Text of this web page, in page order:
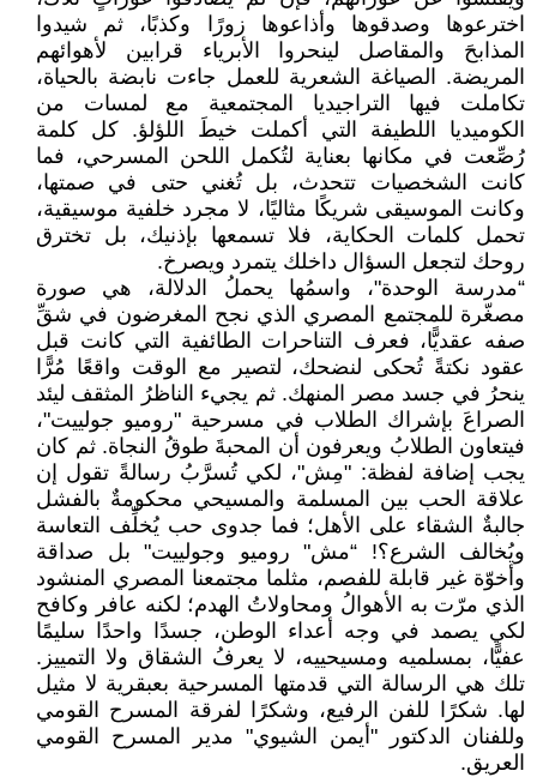
اخترعوها وصدقوها وأذاعوها زورًا وكذبًا، ثم شيدوا
المذابحَ والمقاصل لينحروا الأبرياء قرابين لأهوائهم
المريضة. الصياغة الشعرية للعمل جاءت نابضة بالحياة،
تكاملت فيها التراجيديا المجتمعية مع لمسات من
الكوميديا اللطيفة التي أكملت خيطَ اللؤلؤ. كل كلمة
رُصِّعت في مكانها بعناية لتُكمل اللحن المسرحي، فما
كانت الشخصيات تتحدث، بل تُغني حتى في صمتها،
وكانت الموسيقى شريكًا مثاليًا، لا مجرد خلفية موسيقية،
تحمل كلمات الحكاية، فلا تسمعها بإذنيك، بل تخترق
روحك لتجعل السؤال داخلك يتمرد ويصرخ.
“مدرسة الوحدة"، واسمُها يحملُ الدلالة، هي صورة
مصغّرة للمجتمع المصري الذي نجح المغرضون في شقِّ
صفه عقديًّا، فعرف التناحرات الطائفية التي كانت قبل
عقود نكتةً تُحكى لنضحك، لتصير مع الوقت واقعًا مُرًّا
ينحرُ في جسد مصر المنهك. ثم يجيء الناظرُ المثقف ليئد
الصراعَ بإشراك الطلاب في مسرحية "روميو جولييت"،
فيتعاون الطلابُ ويعرفون أن المحبةَ طوقُ النجاة. ثم كان
يجب إضافة لفظة: "مِش"، لكي تُسرَّبُ رسالةً تقول إن
علاقة الحب بين المسلمة والمسيحي محكومةٌ بالفشل
جالبةٌ الشقاء على الأهل؛ فما جدوى حب يُخلِّف التعاسة
ويُخالف الشرع؟! “مش" روميو وجولييت" بل صداقة
وأخوّة غير قابلة للفصم، مثلما مجتمعنا المصري المنشود
الذي مرّت به الأهوالُ ومحاولاتُ الهدم؛ لكنه عافر وكافح
لكي يصمد في وجه أعداء الوطن، جسدًا واحدًا سليمًا
عفيًّا، بمسلميه ومسيحييه، لا يعرفُ الشقاق ولا التمييز.
تلك هي الرسالة التي قدمتها المسرحية بعبقرية لا مثيل
لها. شكرًا للفن الرفيع، وشكرًا لفرقة المسرح القومي
وللفنان الدكتور "أيمن الشيوي" مدير المسرح القومي
العريق.